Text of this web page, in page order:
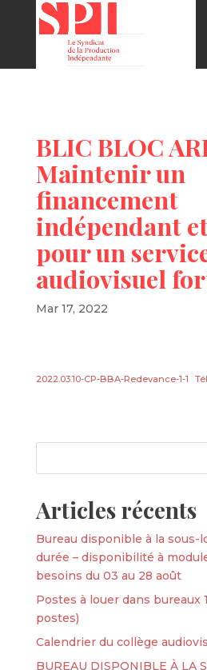
BLIC BLOC
Maintenir un
financement
indépendant
pour un
audiovisuel
Mar 17, 2022
2022.03.10-CP-BBA-Redevance-1-1
Articles récents
Bureau disponible à la sous-
durée – disponibilité à
besoins du 03 au 28 août
Postes à louer dans bureaux
postes)
Calendrier du collège
BUREAU DISPONIBLE À LA